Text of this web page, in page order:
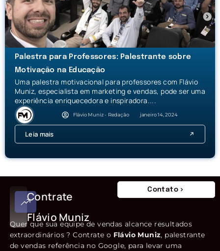
Palestra para Professores: Palestrante sobre
Motivação na Educação
Uma palestra motivacional para professores com Flávio
Muniz, especialista em marketing e vendas, pode ser uma
experiência enriquecedora e inspiradora....
Flávio Muniz - Redação janeiro 14, 2024
Leia mais
Contrate
Flávio Muniz
Contato
Quer que sua equipe de vendas alcance resultados
extraordinários ? Contrate o Flávio Muniz, palestrante
de vendas referência no Google, para levar uma